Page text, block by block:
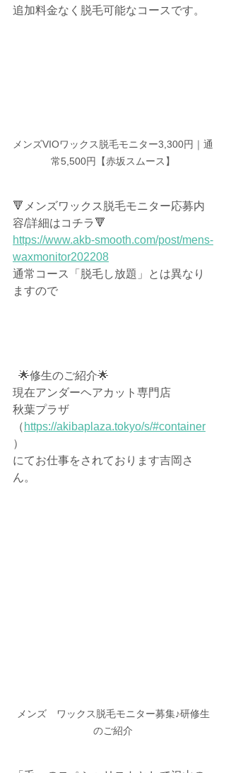
追加料金なく脱毛可能なコースです。
メンズVIOワックス脱毛モニター3,300円｜通
常5,500円【赤坂スムース】
🔻メンズワックス脱毛モニター応募内
容/詳細はコチラ🔻
https://www.akb-smooth.com/post/mens-
waxmonitor202208
通常コース「脱毛し放題」とは異なり
ますので
  🌟修生のご紹介🌟
現在アンダーヘアカット専門店
秋葉プラザ
（ https://akibaplaza.tokyo/s/#container
）
にてお仕事をされております吉岡さ
ん。
メンズ　ワックス脱毛モニター募集♪研修生
のご紹介